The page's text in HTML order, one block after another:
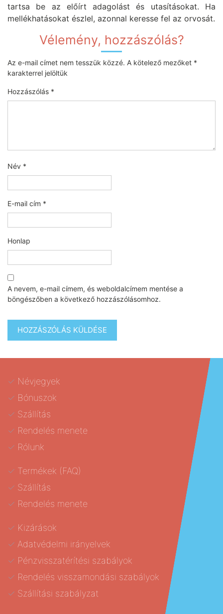
tartsa be az előírt adagolást és utasításokat. Ha
mellékhatásokat észlel, azonnal keresse fel az orvosát.
Vélemény, hozzászólás?
Az e-mail címet nem tesszük közzé. A kötelező mezőket *
karakterrel jelöltük
Hozzászólás *
Név *
E-mail cím *
Honlap
A nevem, e-mail címem, és weboldalcímem mentése a
böngészőben a következő hozzászólásomhoz.
Névjegyek
Bónuszok
Szállítás
Rendelés menete
Rólunk
Termékek (FAQ)
Szállítás
Rendelés menete
Kizárások
Adatvédelmi irányelvek
Pénzvisszatérítési szabályok
Rendelés visszamondási szabályok
Szállítási szabályzat